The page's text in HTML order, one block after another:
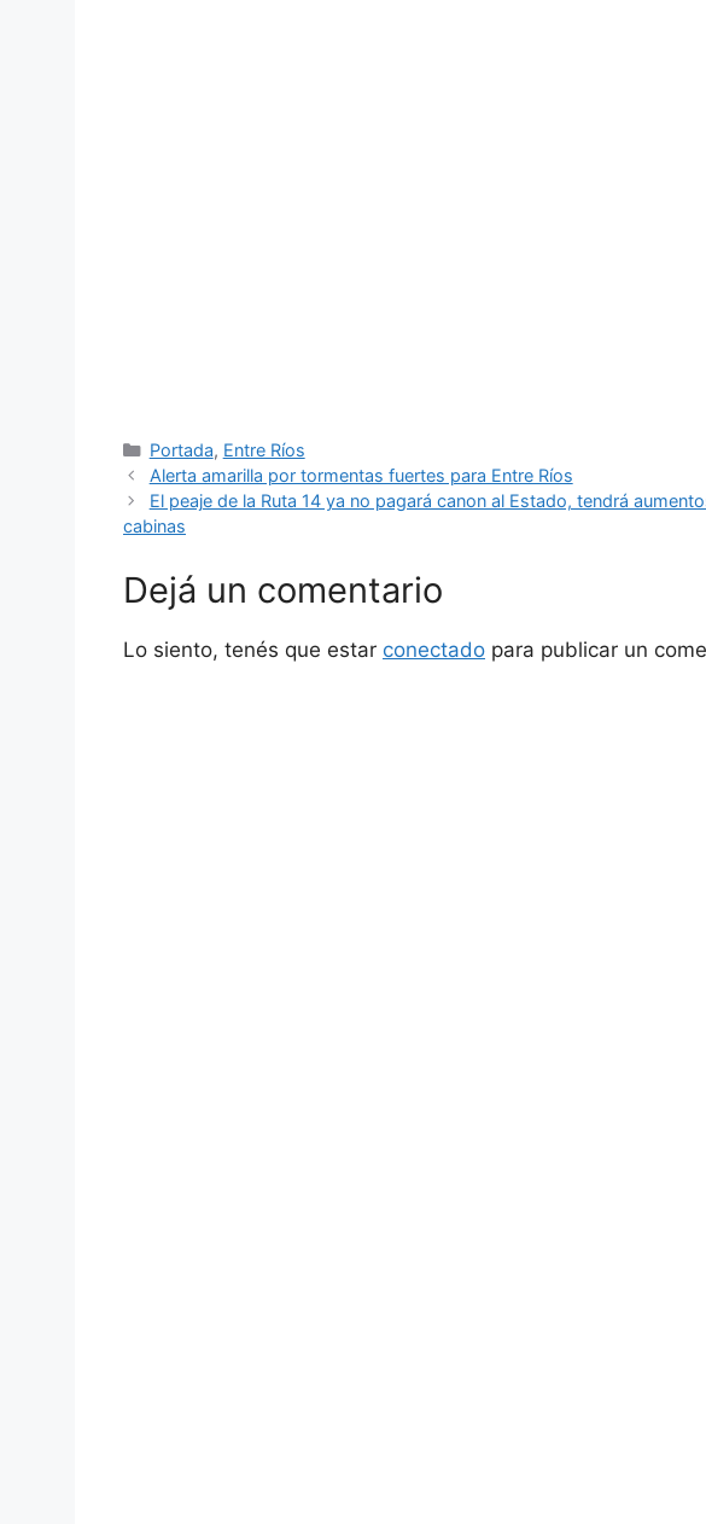
Categorías
Portada, Entre Ríos
Alerta amarilla por tormentas fuertes para Entre Ríos
El peaje de la Ruta 14 ya no pagará canon al Estado, tendrá
cabinas
Dejá un comentario
Lo siento, tenés que estar conectado para publicar un